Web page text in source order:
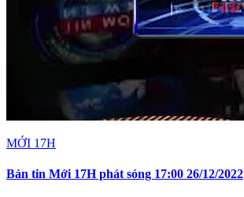
MỚI 17H
Bản tin Mới 17H phát sóng 17:00 26/12/2022